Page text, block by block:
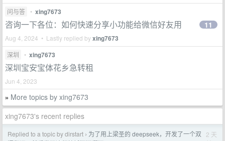
问与答 • xing7673
咨询一下各位：如何快速分享小功能给微信好友用
Aug 4, 2024 • Lastly replied byxing7673
11
深圳 • xing7673
深圳宝安宝体花乡急转租
Jun 4, 2023
» More topics by xing7673
xing7673's recent replies
Replied to a topic by dirstart › 为了用上梁圣的 deepseek，开发了一个双
2 天